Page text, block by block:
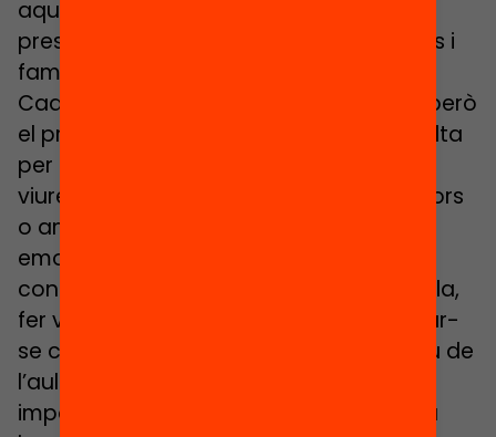
aquest escenari, caldrà més que mai la
presència efectiva i afectiva de mestres i
famílies per acompanyar els infants.
Cadascú des del seu lloc i al seu nivell, però
el professorat té una de les claus de volta
per tal que els infants que els ha tocat
viure això no esdevinguin adults amb pors
o amb greus dificultats relacionals i
emocionals. La presència virtual, el
contacte amb els i les companyes d’aula,
fer videotrucades per xerrar, per explicar-
se coses, en definitiva, traslladar el caliu de
l’aula a la xarxa és un dels reptes més
importants que la comunitat educativa